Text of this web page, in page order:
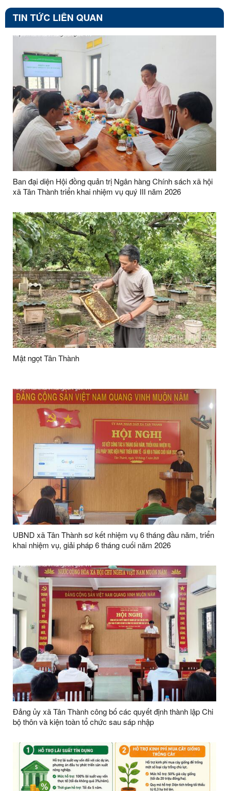
TIN TỨC LIÊN QUAN
Ban đại diện Hội đồng quản trị Ngân hàng Chính sách xã hội
xã Tân Thành triển khai nhiệm vụ quý III năm 2026
Mật ngọt Tân Thành
UBND xã Tân Thành sơ kết nhiệm vụ 6 tháng đầu năm, triển
khai nhiệm vụ, giải pháp 6 tháng cuối năm 2026
Đảng ủy xã Tân Thành công bố các quyết định thành lập Chi
bộ thôn và kiện toàn tổ chức sau sáp nhập